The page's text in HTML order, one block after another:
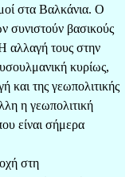
στα Βαλκάνια. Ο
συνιστούν βασικούς
αλλαγή τους στην
κυρίως,
και της γεωπολιτικής
η γεωπολιτική
είναι σήμερα
στη